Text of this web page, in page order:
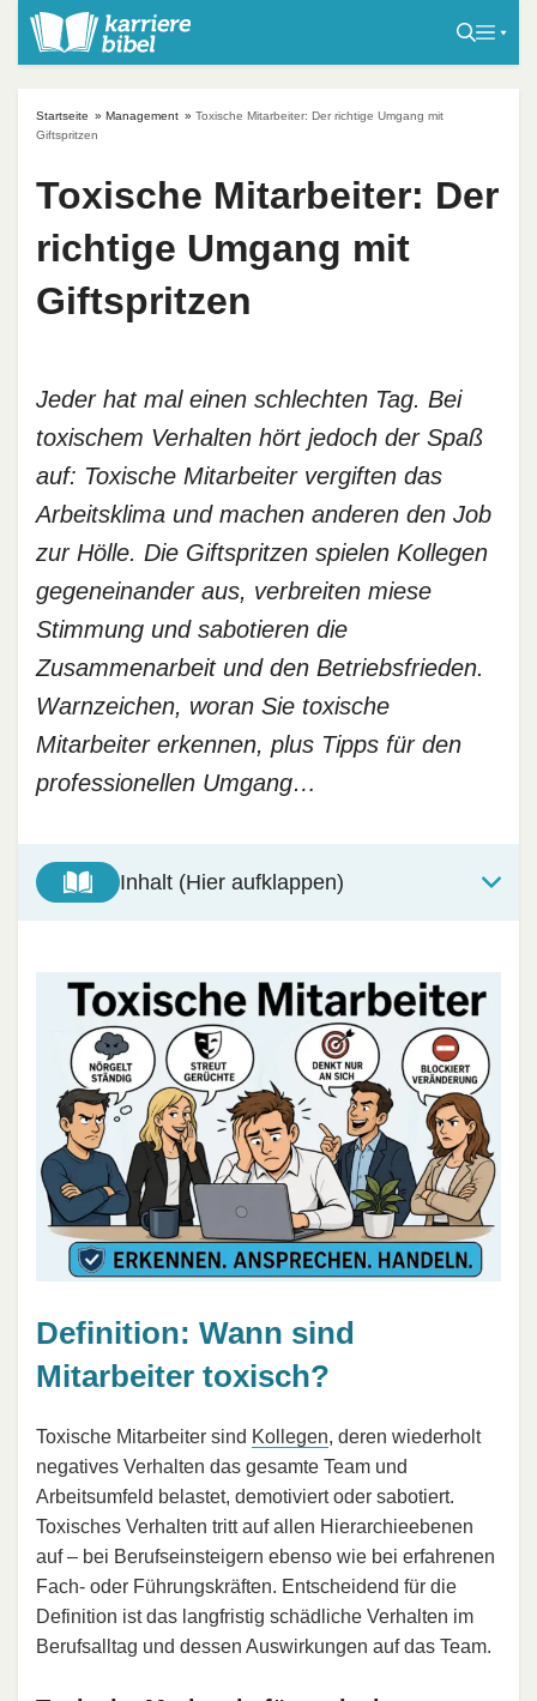
Startseite » Management » Toxische Mitarbeiter: Der richtige Umgang mit
Giftspritzen
Toxische Mitarbeiter: Der
richtige Umgang mit
Giftspritzen
Jeder hat mal einen schlechten Tag. Bei
toxischem Verhalten hört jedoch der Spaß
auf: Toxische Mitarbeiter vergiften das
Arbeitsklima und machen anderen den Job
zur Hölle. Die Giftspritzen spielen Kollegen
gegeneinander aus, verbreiten miese
Stimmung und sabotieren die
Zusammenarbeit und den Betriebsfrieden.
Warnzeichen, woran Sie toxische
Mitarbeiter erkennen, plus Tipps für den
professionellen Umgang…
Inhalt (Hier aufklappen)
Definition: Wann sind
Mitarbeiter toxisch?
Toxische Mitarbeiter sind Kollegen, deren wiederholt
negatives Verhalten das gesamte Team und
Arbeitsumfeld belastet, demotiviert oder sabotiert.
Toxisches Verhalten tritt auf allen Hierarchieebenen
auf – bei Berufseinsteigern ebenso wie bei erfahrenen
Fach- oder Führungskräften. Entscheidend für die
Definition ist das langfristig schädliche Verhalten im
Berufsalltag und dessen Auswirkungen auf das Team.